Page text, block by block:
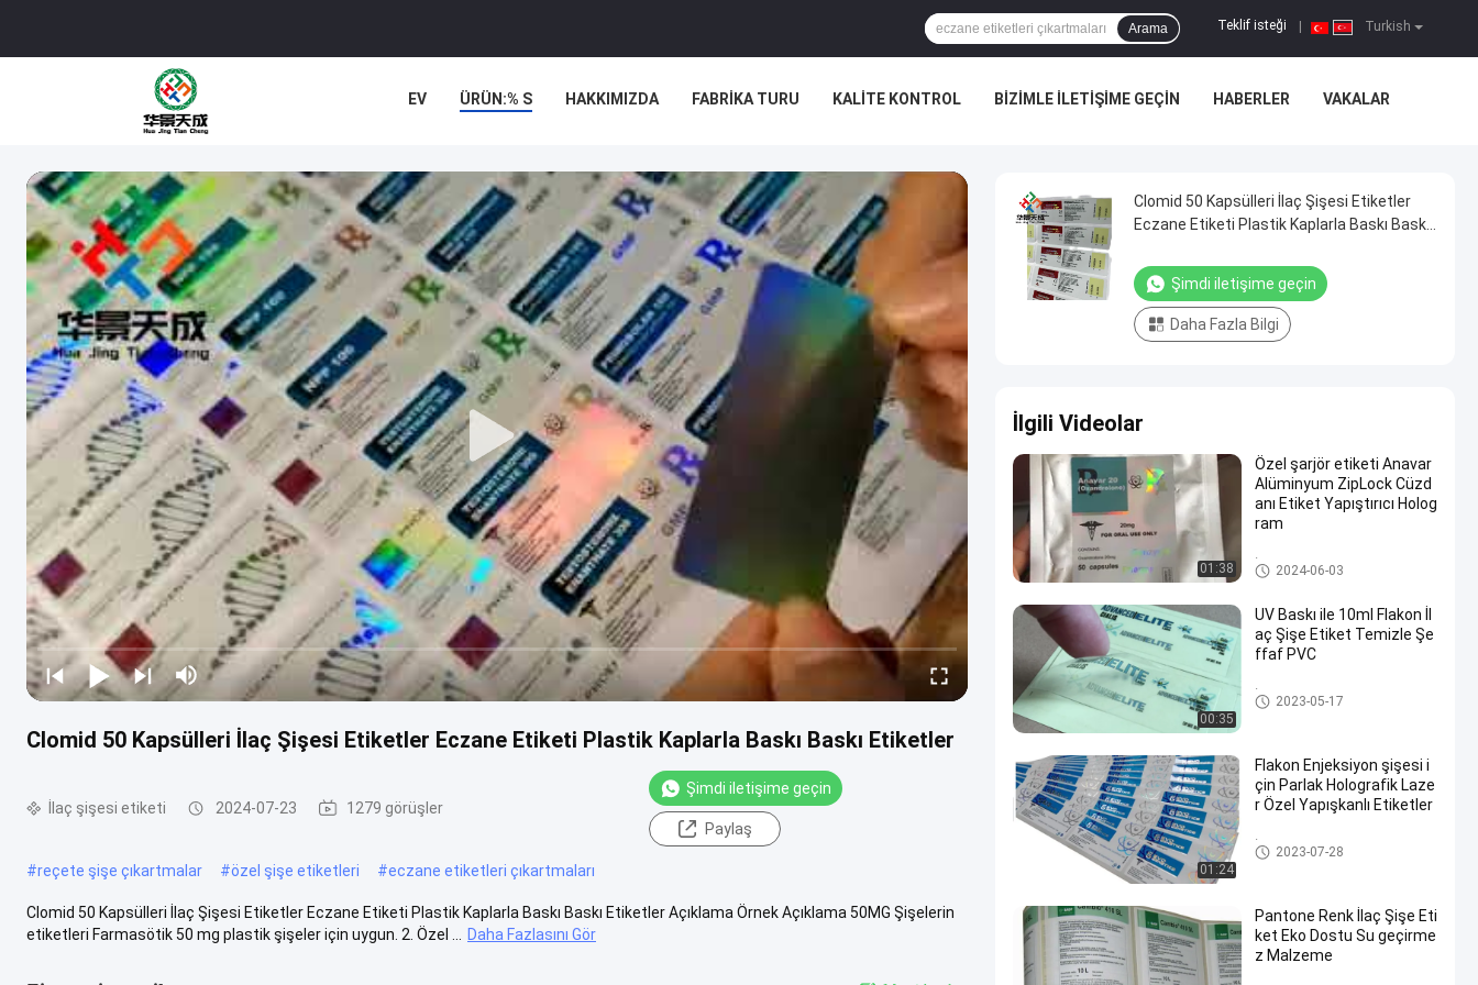
Turkish
Teklif isteği
Arama
EV ÜRÜN:% S HAKKIMIZDA FABRIKA TURU KALITE KONTROL BIZIMLE ILETIŞIME GEÇIN HABERLER VAKALAR
Clomid 50 Kapsülleri İlaç Şişesi Etiketler Eczane Etiketi Plastik Kaplarla Baskı Baskı Etiketler
İlaç şişesi etiketi 2024-07-23 1279 görüşler
Şimdi iletişime geçin
Paylaş
#reçete şişe çıkartmalar #özel şişe etiketleri #eczane etiketleri çıkartmaları
Clomid 50 Kapsülleri İlaç Şişesi Etiketler Eczane Etiketi Plastik Kaplarla Baskı Baskı Etiketler Açıklama Örnek Açıklama 50MG Şişelerin
etiketleri Farmasötik 50 mg plastik şişeler için uygun. 2. Özel ...
Daha Fazlasını Gör
Clomid 50 Kapsülleri İlaç Şişesi Etiketler
Eczane Etiketi Plastik Kaplarla Baskı Baskı
Şimdi iletişime geçin
Daha Fazla Bilgi
İlgili Videolar
01:38
Özel şarjör etiketi Anavar
Alüminyum ZipLock Cüzd
anı Etiket Yapıştırıcı Holog
ram
İlaç şişesi etiketi
2024-06-03
00:35
UV Baskı ile 10ml Flakon İl
aç Şişe Etiket Temizle Şe
ffaf PVC
İlaç şişesi etiketi
2023-05-17
01:24
Flakon Enjeksiyon şişesi i
çin Parlak Holografik Laze
r Özel Yapışkanlı Etiketler
İlaç şişesi etiketi
2023-07-28
Pantone Renk İlaç Şişe Eti
ket Eko Dostu Su geçirme
z Malzeme